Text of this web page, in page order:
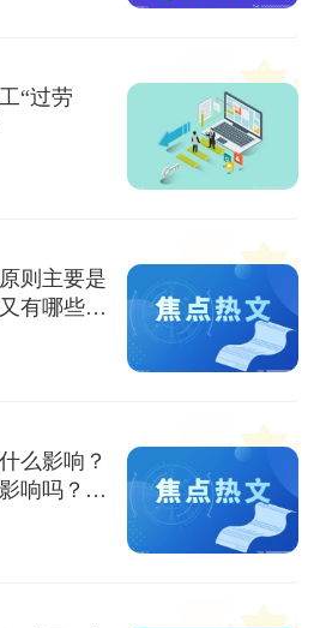
“过劳
则主要是
有哪些风
么影响？
响吗？公